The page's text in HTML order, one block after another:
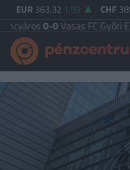
EUR 363.32 1.59 CHF
Vasas FC|Győri ETO FC4-0